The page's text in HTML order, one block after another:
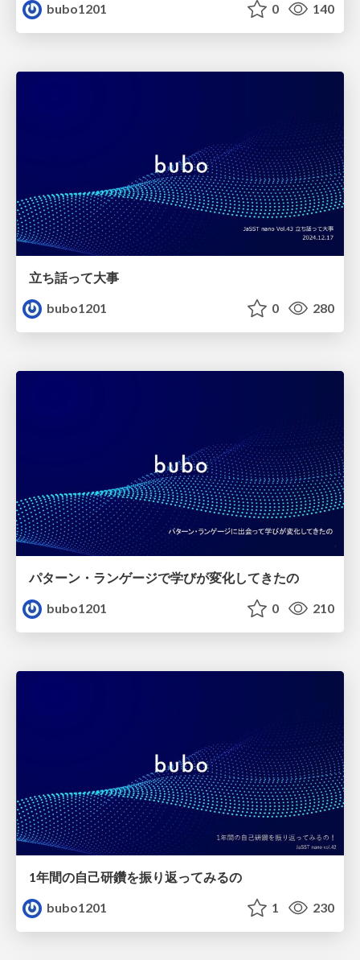
bubo1201
0 140
立ち話って大事
bubo1201
0 280
パターン・ランゲージで学びが変化してきたの
bubo1201
0 210
1年間の自己研鑽を振り返ってみるの
bubo1201
1 230